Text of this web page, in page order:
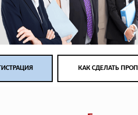
КАК СДЕЛАТЬ